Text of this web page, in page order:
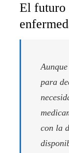
El futuro
para
con la